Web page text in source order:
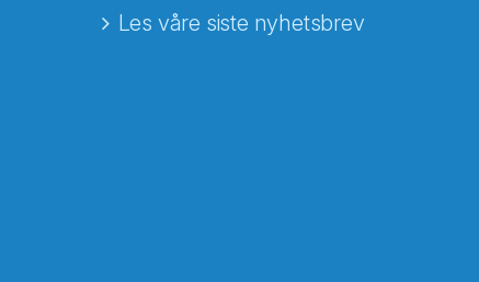
Les våre siste nyhetsbrev